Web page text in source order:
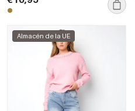
Almacén de la UE